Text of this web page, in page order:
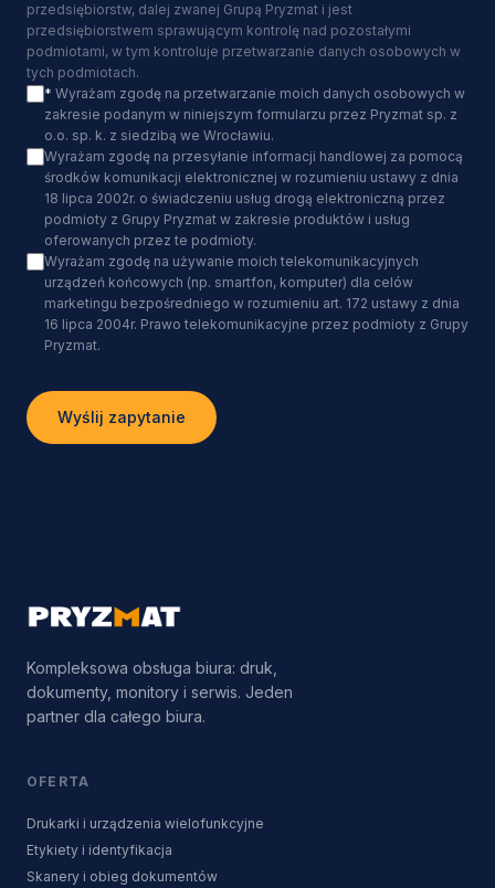
przedsiębiorstw, dalej zwanej Grupą Pryzmat i jest
przedsiębiorstwem sprawującym kontrolę nad pozostałymi
podmiotami, w tym kontroluje przetwarzanie danych osobowych w
tych podmiotach.
* Wyrażam zgodę na przetwarzanie moich danych osobowych w
zakresie podanym w niniejszym formularzu przez Pryzmat sp. z
o.o. sp. k. z siedzibą we Wrocławiu.
Wyrażam zgodę na przesyłanie informacji handlowej za pomocą
środków komunikacji elektronicznej w rozumieniu ustawy z dnia
18 lipca 2002r. o świadczeniu usług drogą elektroniczną przez
podmioty z Grupy Pryzmat w zakresie produktów i usług
oferowanych przez te podmioty.
Wyrażam zgodę na używanie moich telekomunikacyjnych
urządzeń końcowych (np. smartfon, komputer) dla celów
marketingu bezpośredniego w rozumieniu art. 172 ustawy z dnia
16 lipca 2004r. Prawo telekomunikacyjne przez podmioty z Grupy
Pryzmat.
Wyślij zapytanie
Kompleksowa obsługa biura: druk,
dokumenty, monitory i serwis. Jeden
partner dla całego biura.
OFERTA
Drukarki i urządzenia wielofunkcyjne
Etykiety i identyfikacja
Skanery i obieg dokumentów